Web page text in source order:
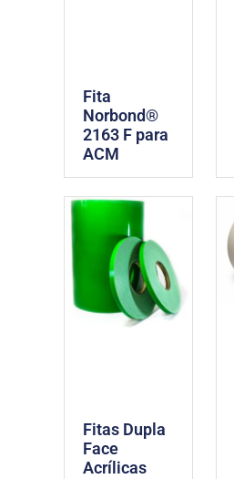
Fita
Norbond®
2163 F para
ACM
Fitas Dupla
Face
Acrílicas